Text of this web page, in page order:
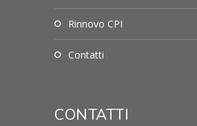
Rinnovo CPI
Contatti
CONTATTI